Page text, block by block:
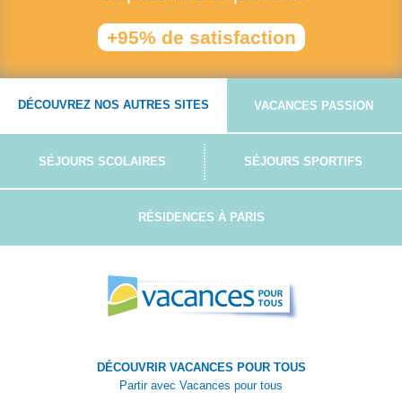
+95% de satisfaction
DÉCOUVREZ NOS AUTRES SITES VACANCES PASSION
SÉJOURS SCOLAIRES SÉJOURS SPORTIFS
RÉSIDENCES À PARIS
DÉCOUVRIR VACANCES POUR TOUS
Partir avec Vacances pour tous